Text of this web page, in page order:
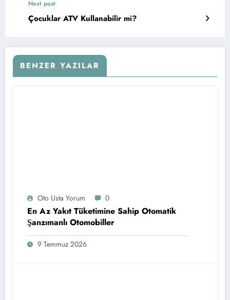
Next post
Çocuklar ATV Kullanabilir mi?
BENZER YAZILAR
Oto Usta Yorum 0
En Az Yakıt Tüketimine Sahip Otomatik
Şanzımanlı Otomobiller
9 Temmuz 2026